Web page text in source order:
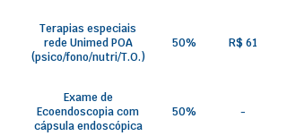
Terapias especiais
rede Unimed POA
(psico/fono/nutri/T.O.)
50% R$ 61
Exame de
Ecoendoscopia com
cápsula endoscópica
50% -